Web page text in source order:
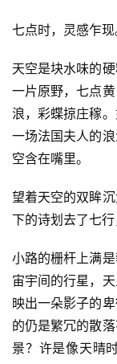
七点时，灵感乍现
天空是块水味的
一片原野，七点
浪，彩蝶掠庄稼
一场法国夫人的
空含在嘴里。
望着天空的双眸
下的诗划去了七行
小路的栅杆上满
宙宇间的行星，
映出一朵影子的
的仍是繁冗的散
景？许是像天晴